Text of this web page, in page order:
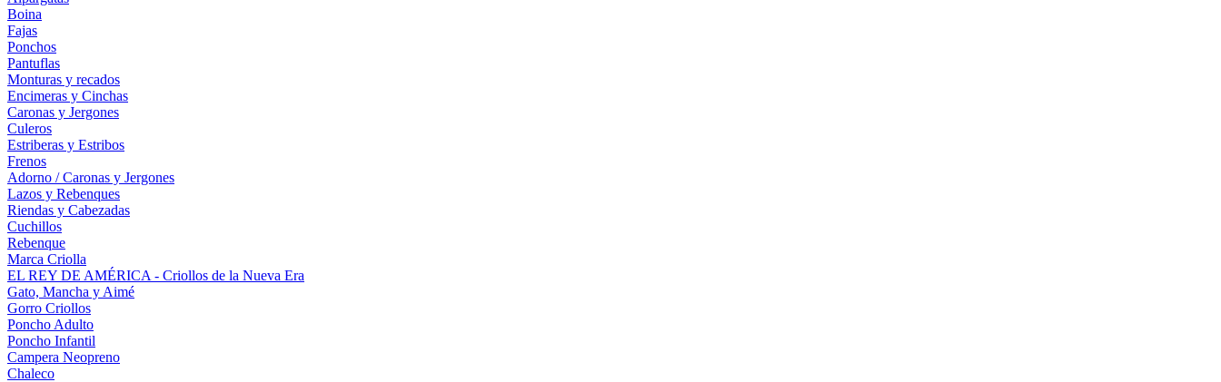
Boina
Fajas
Ponchos
Pantuflas
Monturas y recados
Encimeras y Cinchas
Caronas y Jergones
Culeros
Estriberas y Estribos
Frenos
Adorno / Caronas y Jergones
Lazos y Rebenques
Riendas y Cabezadas
Cuchillos
Rebenque
Marca Criolla
EL REY DE AMÉRICA - Criollos de la Nueva Era
Gato, Mancha y Aimé
Gorro Criollos
Poncho Adulto
Poncho Infantil
Campera Neopreno
Chaleco